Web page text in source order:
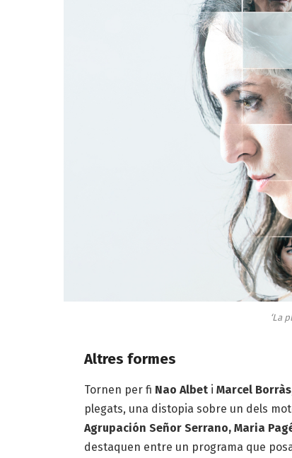
‘La
Altres formes
Tornen per fi Nao Albeti Marcel Borràs
plegats, una distopia sobre un dels
Agrupación Señor Serrano, Maria
destaquen entre un programa que